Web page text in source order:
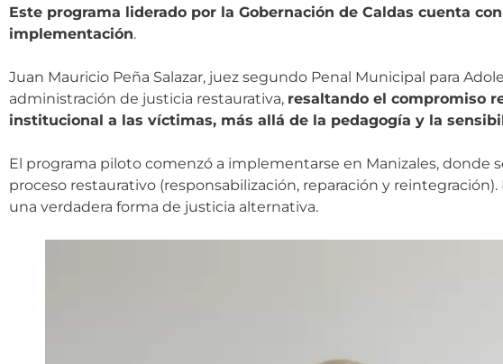
Este programa liderado por la Gobernación de Caldas cuenta
implementación.
Juan Mauricio Peña Salazar, juez segundo Penal Municipal para
administración de justicia restaurativa, resaltando el compromiso
institucional a las víctimas, más allá de la pedagogía y la
El programa piloto comenzó a implementarse en Manizales, donde
proceso restaurativo (responsabilización, reparación y
una verdadera forma de justicia alternativa.